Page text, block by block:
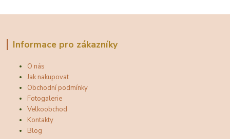
Informace pro zákazníky
O nás
Jak nakupovat
Obchodní podmínky
Fotogalerie
Velkoobchod
Kontakty
Blog